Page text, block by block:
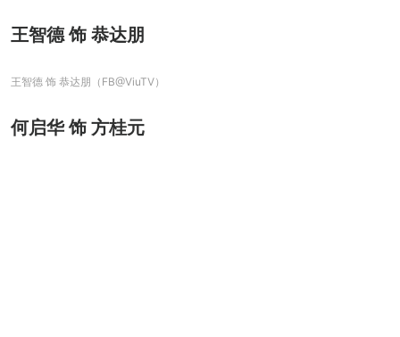
王智德 饰 恭达朋
王智德 饰 恭达朋（FB@ViuTV）
何启华 饰 方桂元